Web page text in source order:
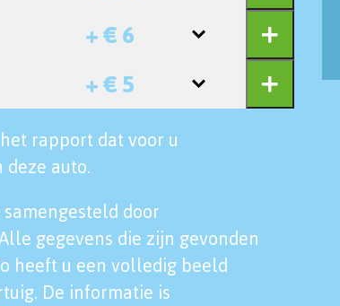
+ € 6
+ € 5
rapport dat voor u
auto.
door
gegevens die zijn gevonden
heeft u een volledig beeld
De informatie is